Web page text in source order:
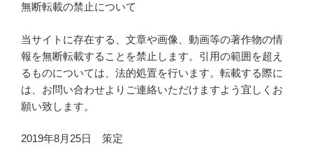
無断転載の禁止について
当サイトに存在する、文章や画像、動画等の著作物の情
報を無断転載することを禁止します。引用の範囲を超え
るものについては、法的処置を行います。転載する際に
は、お問い合わせよりご連絡いただけますよう宜しくお
願い致します。
2019年8月25日 策定